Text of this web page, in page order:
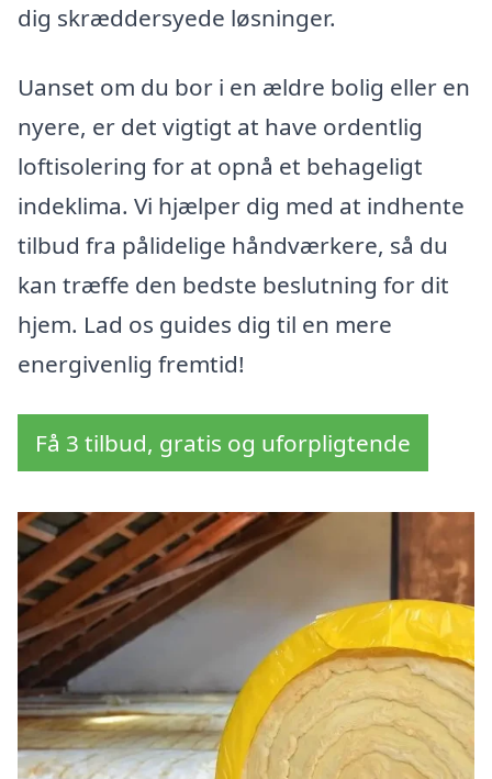
dig skræddersyede løsninger.
Uanset om du bor i en ældre bolig eller en
nyere, er det vigtigt at have ordentlig
loftisolering for at opnå et behageligt
indeklima. Vi hjælper dig med at indhente
tilbud fra pålidelige håndværkere, så du
kan træffe den bedste beslutning for dit
hjem. Lad os guides dig til en mere
energivenlig fremtid!
Få 3 tilbud, gratis og uforpligtende